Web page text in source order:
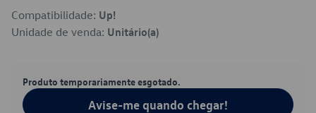
Compatibilidade: Up!
Unidade de venda: Unitário(a)
Produto temporariamente esgotado.
Avise-me quando chegar!